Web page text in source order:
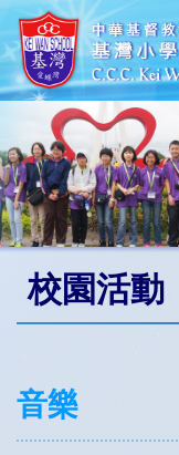
校園活動
音樂